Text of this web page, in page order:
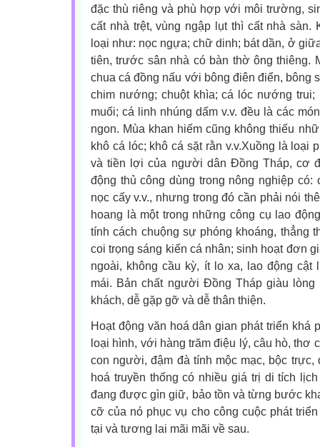
đặc thù riêng và phù hợp với môi trường,
cất nhà trệt, vùng ngập lụt thì cất nhà sàn.
loại như: nọc ngựa; chữ dinh; bát dần, ở
tiên, trước sân nhà có bàn thờ ông thiêng.
chua cá đồng nấu với bông điên điển, bông
chim nướng; chuột khìa; cá lóc nướng
muối; cá linh nhúng dấm v.v. đều là các
ngon. Mùa khan hiếm cũng không thiếu
khô cá lóc; khô cá sặt rằn v.v.Xuồng là loại
và tiền lợi của người dân Ðồng Tháp, cơ
động thủ công dùng trong nông nghiệp có:
nọc cấy v.v., nhưng trong đó cần phải nói
hoang là một trong những công cụ lao
tính cách chuộng sự phóng khoáng, thẳng
coi trọng sáng kiến cá nhân; sinh hoạt đơn
ngoài, không cầu kỳ, ít lo xa, lao động
mái. Bản chất người Ðồng Tháp giàu
khách, dễ gặp gỡ và dễ thân thiện.
Hoạt động văn hoá dân gian phát triển khá
loại hình, với hàng trăm điệu lý, câu hò, thơ
con người, đậm đà tính mộc mạc, bộc trực,
hoá truyền thống có nhiều giá trị di tích
đang được gìn giữ, bảo tồn và từng bước
cỡ của nó phục vụ cho công cuộc phát
tại và tương lai mãi mãi về sau.